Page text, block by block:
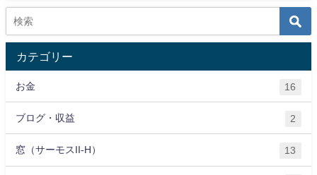
カテゴリー
お金 16
ブログ・収益 2
窓（サーモスII-H） 13